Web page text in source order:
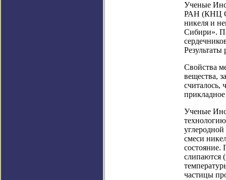
Ученые
РАН (КНЦ
никеля и
Сибири».
Свойства
вещества,
считалось,
Ученые
смеси
состояние.
слипаются
частицы